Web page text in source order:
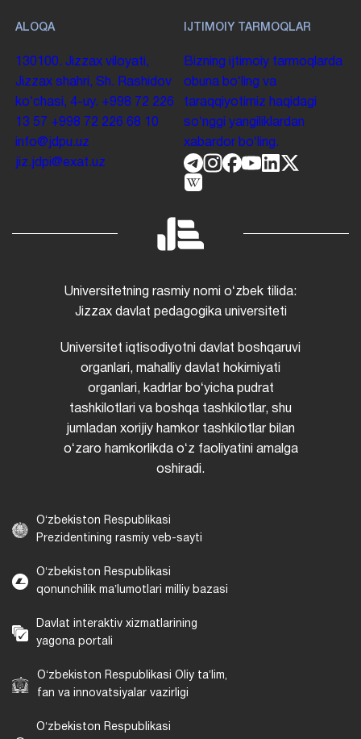
ALOQA
130100. Jizzax viloyati,
Jizzax shahri, Sh. Rashidov
koʻchasi, 4-uy. +998 72 226
13 57 +998 72 226 68 10
info@jdpu.uz
jiz.jdpi@exat.uz
IJTIMOIY TARMOQLAR
Bizning ijtimoiy tarmoqlarda
obuna boʻling va
taraqqiyotimiz haqidagi
soʻnggi yangiliklardan
xabardor boʻling.
Universitetning rasmiy nomi oʻzbek tilida:
Jizzax davlat pedagogika universiteti
Universitet iqtisodiyotni davlat boshqaruvi
organlari, mahalliy davlat hokimiyati
organlari, kadrlar boʻyicha pudrat
tashkilotlari va boshqa tashkilotlar, shu
jumladan xorijiy hamkor tashkilotlar bilan
oʻzaro hamkorlikda oʻz faoliyatini amalga
oshiradi.
Oʻzbekiston Respublikasi
Prezidentining rasmiy veb-sayti
Oʻzbekiston Respublikasi
qonunchilik maʼlumotlari milliy bazasi
Davlat interaktiv xizmatlarining
yagona portali
Oʻzbekiston Respublikasi Oliy taʼlim,
fan va innovatsiyalar vazirligi
Oʻzbekiston Respublikasi